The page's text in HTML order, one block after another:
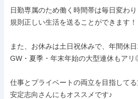
日勤専属のため働く時間帯は毎日変わり
規則正しい生活を送ることができます！
また、お休みは土日祝休みで、年間休
GW・夏季・年末年始の大型連休もア
仕事とプライベートの両立を目指してる
安定志向さんにもオススメです♪